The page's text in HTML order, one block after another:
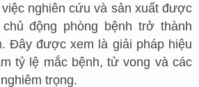
nghiên cứu và sản xuất được
động phòng bệnh trở thành
Đây được xem là giải pháp hiệu
tỷ lệ mắc bệnh, tử vong và các
trọng.